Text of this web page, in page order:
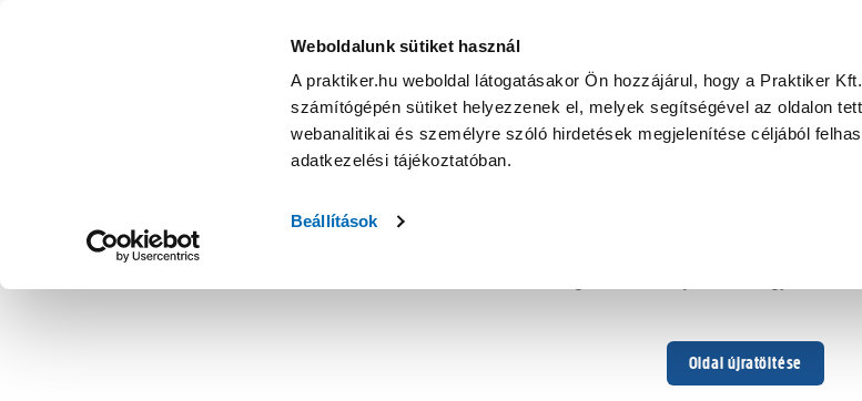
Weboldalunk sütiket használ
A praktiker.hu weboldal látogatásakor Ön hozzájárul, hogy a Praktiker
számítógépén sütiket helyezzenek el, melyek segítségével az oldalon
webanalitikai és személyre szóló hirdetések megjelenítése céljából
adatkezelési tájékoztatóban.
Beállítások
Oldal újratöltése